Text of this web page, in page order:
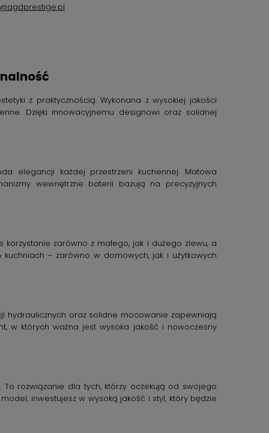
z praktycznością. Wykonana z wysokiej jakości
Dzięki innowacyjnemu designowi oraz solidnej
elegancji każdej przestrzeni kuchennej. Matowa
wewnętrzne baterii bazują na precyzyjnych
korzystanie zarówno z małego, jak i dużego zlewu, a
– zarówno w domowych, jak i użytkowych
hydraulicznych oraz solidne mocowanie zapewniają
w których ważna jest wysoka jakość i nowoczesny
rozwiązanie dla tych, którzy oczekują od swojego
inwestujesz w wysoką jakość i styl, który będzie